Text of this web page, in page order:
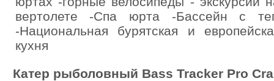
вертолете -Спа юрта -Бассейн с
-Национальная бурятская и
кухня
Катер рыболовный Bass Tracker Pro